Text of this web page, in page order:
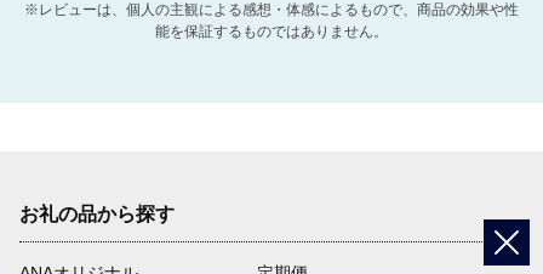
※レビューは、個人の主観による感想・体感によるもので、商品の効果や性
能を保証するものではありません。
お礼の品から探す